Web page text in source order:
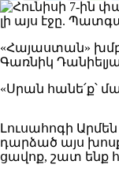
«Հայաստան»
Գառնիկ
«Սրան հանե՛ք՝
Լուսահոգի
դարձած այս
ցավոք, շատ ենք